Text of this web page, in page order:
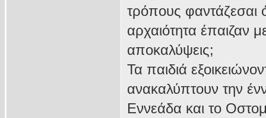
τρόπους φαντάζεσαι
αρχαιότητα έπαιζαν
αποκαλύψεις;
Τα παιδιά
ανακαλύπτουν την
Εννεάδα και το